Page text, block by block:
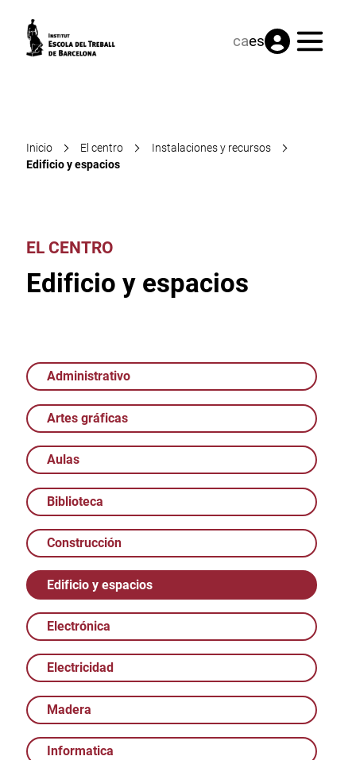
caes Menú
Inicio El centro
Instalaciones y recursos
Edificio y espacios
EL CENTRO
Edificio y espacios
Administrativo
Artes gráficas
Aulas
Biblioteca
Construcción
Edificio y espacios
Electrónica
Electricidad
Madera
Informatica